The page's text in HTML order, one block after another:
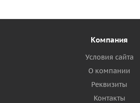
Компания
Условия сайта
О компании
Реквизиты
Контакты